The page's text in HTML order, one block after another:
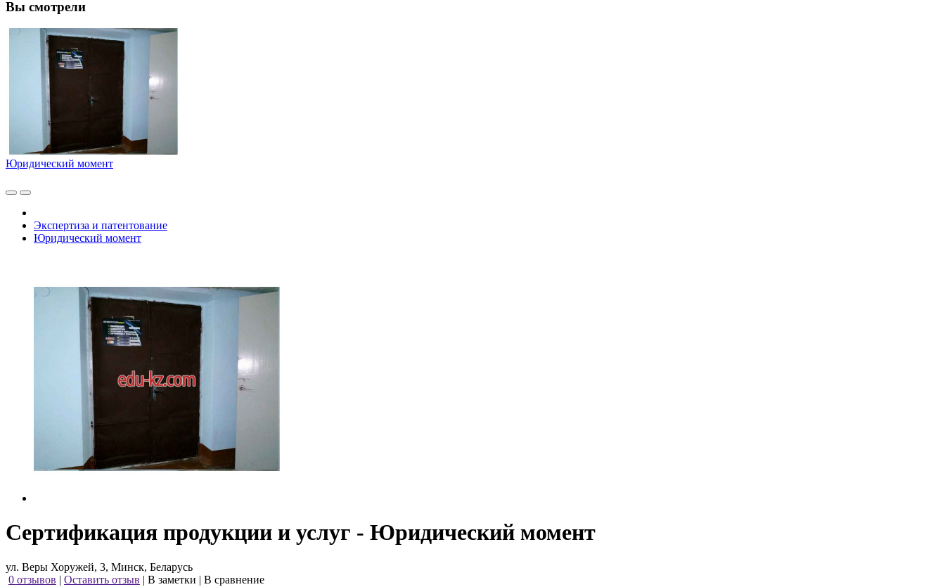
Вы смотрели
Юридический момент
Экспертиза и патентование
Юридический момент
Сертификация продукции и услуг - Юридический момент
ул. Веры Хоружей, 3, Минск, Беларусь
0 отзывов | Оставить отзыв | В заметки | В сравнение